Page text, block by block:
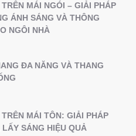
MÁI NGÓI – GIẢI PHÁP
ÁNH SÁNG VÀ THÔNG
NGÔI NHÀ
ĐA NĂNG VÀ THANG
MÁI TÔN: GIẢI PHÁP
SÁNG HIỆU QUẢ